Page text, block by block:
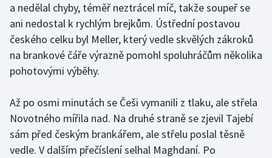
Jezdectví
Judo
Krasobruslení
Lezení
Lyže a snowboard
a nedělal chyby, téměř neztrácel míč, takže soupeř se
ani nedostal k rychlým brejkům. Ústřední postavou
českého celku byl Meller, který vedle skvělých zákroků
na brankové čáře výrazně pomohl spoluhráčům několika
pohotovými výběhy.
Až po osmi minutách se Češi vymanili z tlaku, ale střela
Novotného mířila nad. Na druhé straně se zjevil Tajebí
sám před českým brankářem, ale střelu poslal těsně
vedle. V dalším přečíslení selhal Maghdaní. Po